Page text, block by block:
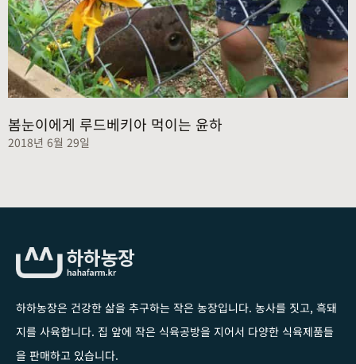
봄눈이에게 루드베키아 먹이는 윤하
2018년 6월 29일
하하농장은 건강한 삶을 추구하는 작은 농장입니다. 농사를 짓고, 흑돼
지를 사육합니다. 집 앞에 작은 식육공방을 지어서 다양한 식육제품들
을 판매하고 있습니다.